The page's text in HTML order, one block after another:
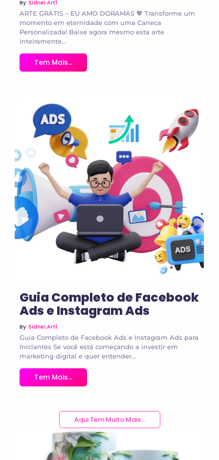
By Sidnei.art1
ARTE GRÁTIS – EU AMO DORAMAS 💖 Transforme um
momento em eternidade com uma Caneca
Personalizada! Baixe agora mesmo esta arte
inteiramente...
Tem Mais...
No Comments
Guia Completo de Facebook
Ads e Instagram Ads
By Sidnei.art1
Guia Completo de Facebook Ads e Instagram Ads para
Iniciantes Se você está começando a investir em
marketing digital e quer entender...
Tem Mais...
Aqui Tem Muito Mais...